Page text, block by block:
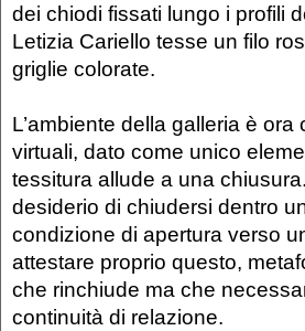
dei chiodi fissati lungo i profili
Letizia Cariello tesse un filo
griglie colorate.
L’ambiente della galleria è
virtuali, dato come unico
tessitura allude a una
desiderio di chiudersi dentro
condizione di apertura verso
attestare proprio questo,
che rinchiude ma che
continuità di relazione.